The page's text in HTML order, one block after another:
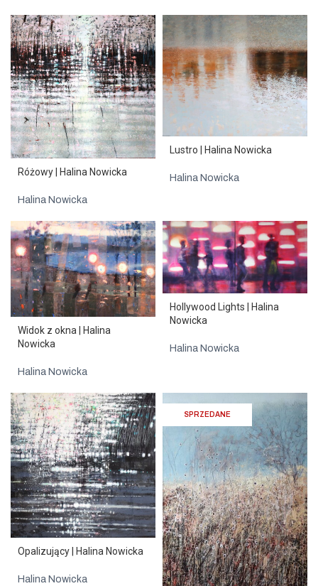
Różowy | Halina Nowicka
Halina Nowicka
Lustro | Halina Nowicka
Halina Nowicka
Widok z okna | Halina
Nowicka
Halina Nowicka
Hollywood Lights | Halina
Nowicka
Halina Nowicka
Opalizujący | Halina Nowicka
Halina Nowicka
SPRZEDANE